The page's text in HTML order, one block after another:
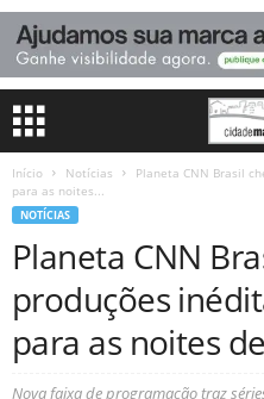
Início Notícias
Planeta CNN Brasil
para as noites...
NOTÍCIAS
Planeta CNN
produções
para as noites
Nova faixa de programação traz